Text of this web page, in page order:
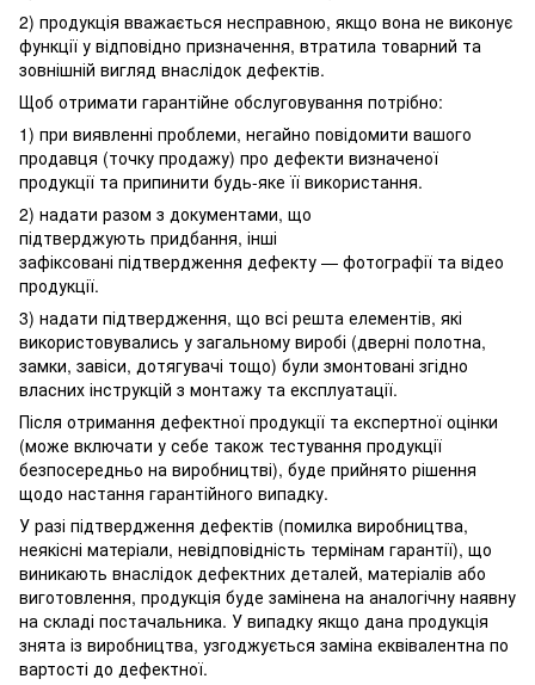
2) продукція вважається несправною, якщо вона не виконує
функції у відповідно призначення, втратила товарний та
зовнішній вигляд внаслідок дефектів.
Щоб отримати гарантійне обслуговування потрібно:
1) при виявленні проблеми, негайно повідомити вашого
продавця (точку продажу) про дефекти визначеної
продукції та припинити будь-яке її використання.
2) надати разом з документами, що
підтверджують придбання, інші
зафіксовані підтвердження дефекту — фотографії та відео
продукції.
3) надати підтвердження, що всі решта елементів, які
використовувались у загальному виробі (дверні полотна,
замки, завіси, дотягувачі тощо) були змонтовані згідно
власних інструкцій з монтажу та експлуатації.
Після отримання дефектної продукції та експертної оцінки
(може включати у себе також тестування продукції
безпосередньо на виробництві), буде прийнято рішення
щодо настання гарантійного випадку.
У разі підтвердження дефектів (помилка виробництва,
неякісні матеріали, невідповідність термінам гарантії), що
виникають внаслідок дефектних деталей, матеріалів або
виготовлення, продукція буде замінена на аналогічну наявну
на складі постачальника. У випадку якщо дана продукція
знята із виробництва, узгоджується заміна еквівалентна по
вартості до дефектної.